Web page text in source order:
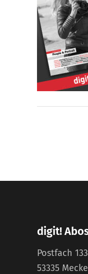
digit!
Postfach
53335